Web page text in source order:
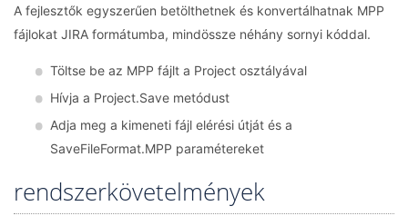
A fejlesztők egyszerűen betölthetnek és konvertálhatnak MPP
fájlokat JIRA formátumba, mindössze néhány sornyi kóddal.
Töltse be az MPP fájlt a Project osztályával
Hívja a Project.Save metódust
Adja meg a kimeneti fájl elérési útját és a
SaveFileFormat.MPP paramétereket
rendszerkövetelmények